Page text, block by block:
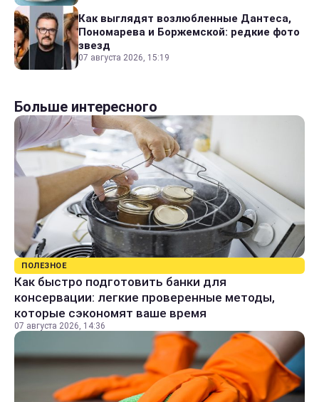
Как выглядят возлюбленные Дантеса,
Пономарева и Боржемской: редкие фото
звезд
07 августа 2026, 15:19
Больше интересного
ПОЛЕЗНОЕ
Как быстро подготовить банки для
консервации: легкие проверенные методы,
которые сэкономят ваше время
07 августа 2026, 14:36